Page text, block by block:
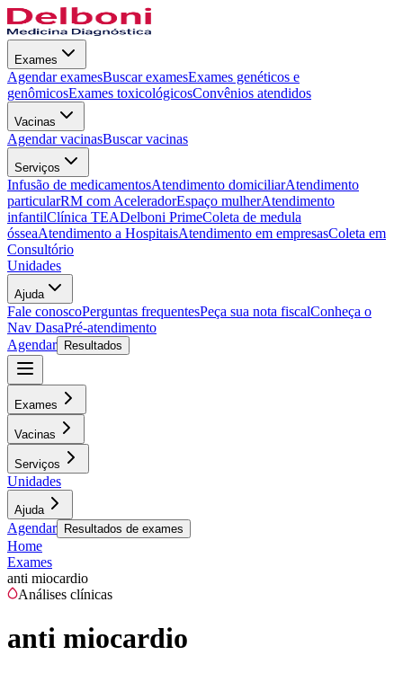
Exames
Agendar examesBuscar examesExames genéticos e
genômicosExames toxicológicosConvênios atendidos
Vacinas
Agendar vacinasBuscar vacinas
Serviços
Infusão de medicamentosAtendimento domiciliarAtendimento
particularRM com AceleradorEspaço mulherAtendimento
infantilClínica TEADelboni PrimeColeta de medula
ósseaAtendimento a HospitaisAtendimento em empresasColeta em
Consultório
Unidades
Ajuda
Fale conoscoPerguntas frequentesPeça sua nota fiscalConheça o
Nav DasaPré-atendimento
Agendar
Resultados
Exames
Vacinas
Serviços
Unidades
Ajuda
Agendar Resultados de exames
Home
Exames
anti miocardio
Análises clínicas
anti miocardio